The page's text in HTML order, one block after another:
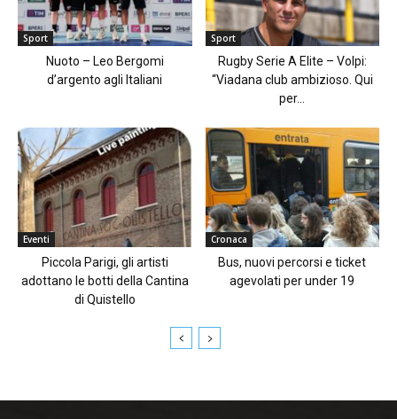
Sport
Nuoto – Leo Bergomi
d’argento agli Italiani
Sport
Rugby Serie A Elite – Volpi:
“Viadana club ambizioso. Qui
per...
Eventi
Piccola Parigi, gli artisti
adottano le botti della Cantina
di Quistello
Cronaca
Bus, nuovi percorsi e ticket
agevolati per under 19